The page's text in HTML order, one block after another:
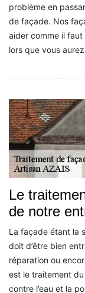
problème en
de façade. Nos
aider comme il
lors que vous
Le
de notre
La façade étant la
doit d’être bien
réparation ou
est le traitement
contre l’eau et la